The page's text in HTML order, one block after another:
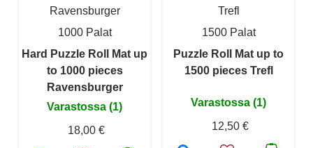
Ravensburger
1000 Palat
Hard Puzzle Roll Mat up
to 1000 pieces
Ravensburger
Varastossa (1)
18,00 €
Trefl
1500 Palat
Puzzle Roll Mat up to
1500 pieces Trefl
Varastossa (1)
12,50 €